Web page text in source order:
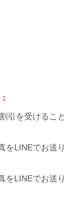
引を受けること
をLINEでお送り
をLINEでお送り